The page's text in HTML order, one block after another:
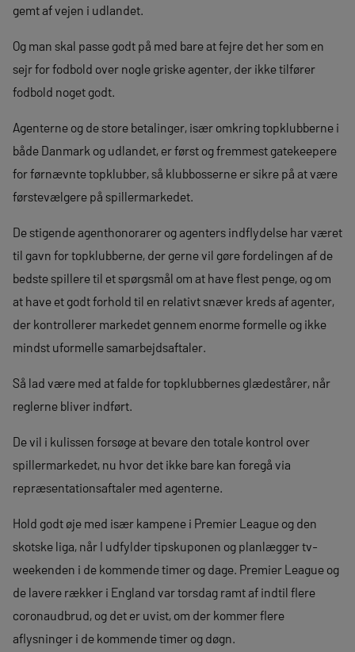
gemt af vejen i udlandet.
Og man skal passe godt på med bare at fejre det her som en
sejr for fodbold over nogle griske agenter, der ikke tilfører
fodbold noget godt.
Agenterne og de store betalinger, især omkring topklubberne i
både Danmark og udlandet, er først og fremmest gatekeepere
for førnævnte topklubber, så klubbosserne er sikre på at være
førstevælgere på spillermarkedet.
De stigende agenthonorarer og agenters indflydelse har været
til gavn for topklubberne, der gerne vil gøre fordelingen af de
bedste spillere til et spørgsmål om at have flest penge, og om
at have et godt forhold til en relativt snæver kreds af agenter,
der kontrollerer markedet gennem enorme formelle og ikke
mindst uformelle samarbejdsaftaler.
Så lad være med at falde for topklubbernes glædestårer, når
reglerne bliver indført.
De vil i kulissen forsøge at bevare den totale kontrol over
spillermarkedet, nu hvor det ikke bare kan foregå via
repræsentationsaftaler med agenterne.
Hold godt øje med især kampene i Premier League og den
skotske liga, når I udfylder tipskuponen og planlægger tv-
weekenden i de kommende timer og dage. Premier League og
de lavere rækker i England var torsdag ramt af indtil flere
coronaudbrud, og det er uvist, om der kommer flere
aflysninger i de kommende timer og døgn.